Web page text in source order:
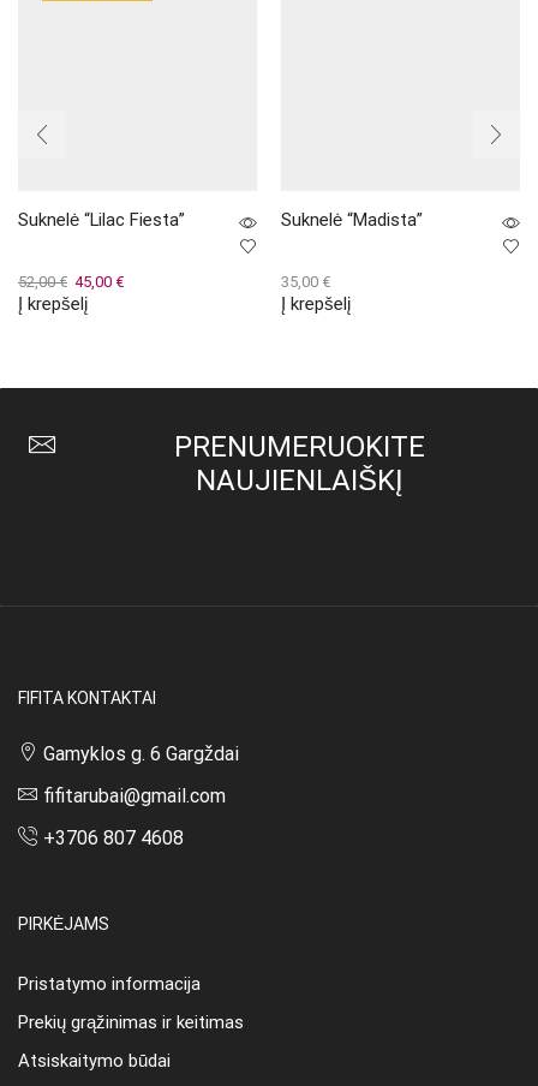
Suknelė “Lilac Fiesta”
52,00€ Original
price
45,00 €Current
Į krepšelį
Suknelė “Madista”
35,00 €
Į krepšelį
PRENUMERUOKITE
NAUJIENLAIŠKĮ
FIFITA KONTAKTAI
Gamyklos g. 6 Gargždai
fifitarubai@gmail.com
+3706 807 4608
PIRKĖJAMS
Pristatymo informacija
Prekių grąžinimas ir keitimas
Atsiskaitymo būdai